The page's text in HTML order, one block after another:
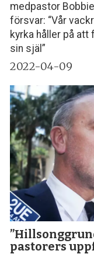
medpastor
försvar: “Vår
kyrka håller på att
sin själ”
2022-04-09
pastorers